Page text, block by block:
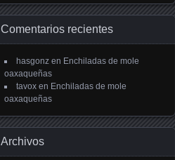
Comentarios recientes
hasgonz en Enchiladas de mole
oaxaqueñas
tavox en Enchiladas de mole
oaxaqueñas
Archivos